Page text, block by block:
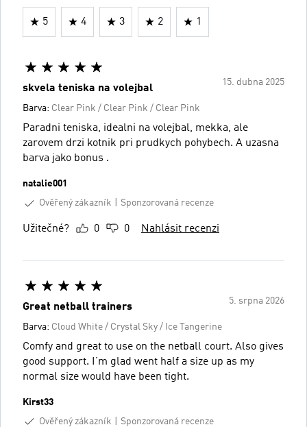
5 4 3 2 1
15. dubna 2025
skvela teniska na volejbal
Barva: Clear Pink / Clear Pink / Clear Pink
Paradni teniska, idealni na volejbal, mekka, ale
zarovem drzi kotnik pri prudkych pohybech. A uzasna
barva jako bonus .
natalie001
Ověřený zákazník
Sponzorovaná recenze
Užitečné? 0 0 Nahlásit recenzi
5. srpna 2026
Great netball trainers
Barva: Cloud White / Crystal Sky / Ice Tangerine
Comfy and great to use on the netball court. Also gives
good support. I’m glad went half a size up as my
normal size would have been tight.
Kirst33
Ověřený zákazník
Sponzorovaná recenze